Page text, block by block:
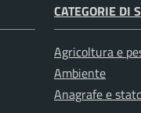
CATEGORIE DI
Agricoltura e
Ambiente
Anagrafe e